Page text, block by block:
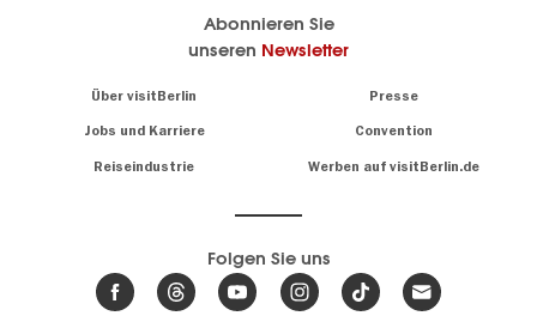
Abonnieren Sie
unseren Newsletter
Über visitBerlin Presse
Jobs und Karriere Convention
Reiseindustrie Werben auf visitBerlin.de
sind
für Sie da.
Tickets
Wir haben den
Insidertipps
Folgen Sie uns